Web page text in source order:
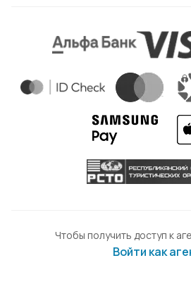
Чтобы получить доступ к
Войти как